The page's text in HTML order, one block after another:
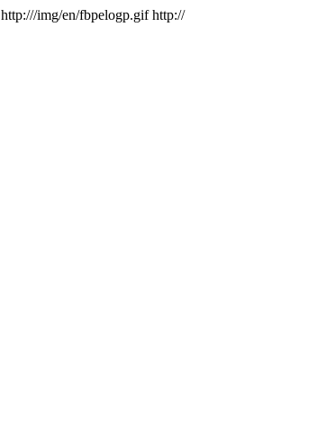
http:///img/en/fbpelogp.gif http://